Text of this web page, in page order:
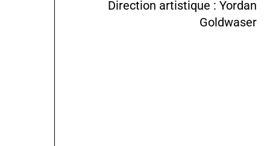
Direction artistique : Yordan
Goldwaser